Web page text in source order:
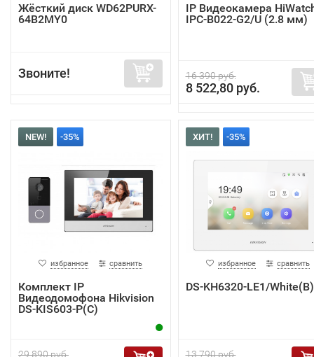
Жёсткий диск WD62PURX-
64B2MY0
Звоните!
IP Видеокамера
IPC-B022-G2/U (2.8 мм)
16 390 руб.
8 522,80 руб.
NEW! -35%
избранное сравнить
Комплект IP
Видеодомофона Hikvision
DS-KIS603-P(C)
29 890 руб.
ХИТ! -35%
избранное сравнить
DS-KH6320-LE1/White(B)
13 790 руб.